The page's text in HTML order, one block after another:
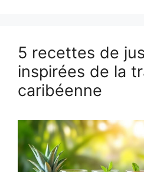
5 recettes de
inspirées de la
caribéenne